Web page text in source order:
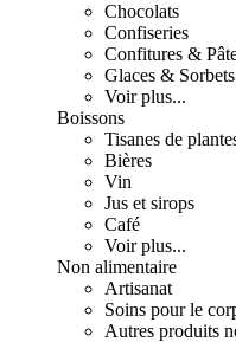
Chocolats
Confiseries
Confitures &
Glaces & Sorbets
Voir plus...
Boissons
Tisanes de
Bières
Vin
Jus et sirops
Café
Voir plus...
Non alimentaire
Artisanat
Soins pour le
Autres produits